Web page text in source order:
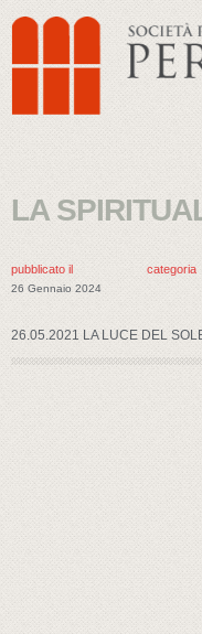
LA
pubblicato il
26 Gennaio 2024
categoria
26.05.2021 LA LUCE DEL